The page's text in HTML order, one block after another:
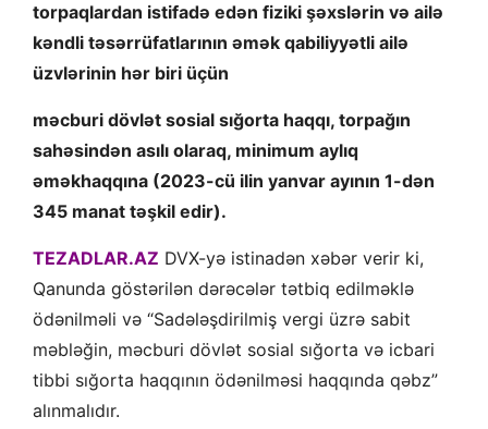
torpaqlardan istifadə edən fiziki şəxslərin və ailə
kəndli təsərrüfatlarının əmək qabiliyyətli ailə
üzvlərinin hər biri üçün
məcburi dövlət sosial sığorta haqqı, torpağın
sahəsindən asılı olaraq, minimum aylıq
əməkhaqqına (2023-cü ilin yanvar ayının 1-dən
345 manat təşkil edir).
TEZADLAR.AZ DVX-yə istinadən xəbər verir ki,
Qanunda göstərilən dərəcələr tətbiq edilməklə
ödənilməli və “Sadələşdirilmiş vergi üzrə sabit
məbləğin, məcburi dövlət sosial sığorta və icbari
tibbi sığorta haqqının ödənilməsi haqqında qəbz”
alınmalıdır.